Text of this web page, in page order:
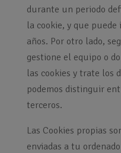
durante un periodo
la cookie, y que
años. Por otro lado,
gestione el equipo o
las cookies y trate los
podemos distinguir
terceros.
Las Cookies propias
enviadas a tu